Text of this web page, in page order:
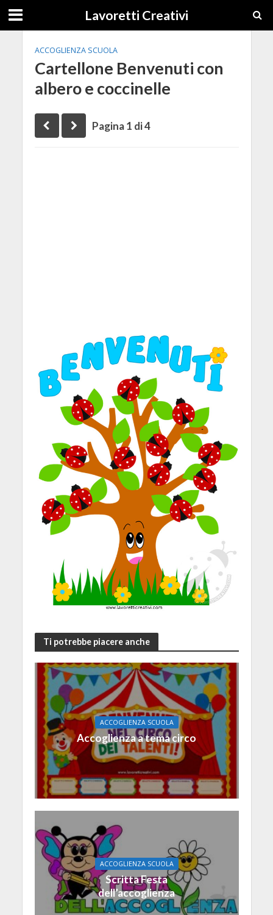
Lavoretti Creativi
ACCOGLIENZA SCUOLA
Cartellone Benvenuti con
albero e coccinelle
Pagina 1 di 4
Ti potrebbe piacere anche
ACCOGLIENZA SCUOLA
Accoglienza a tema circo
ACCOGLIENZA SCUOLA
Scritta Festa
dell’accoglienza